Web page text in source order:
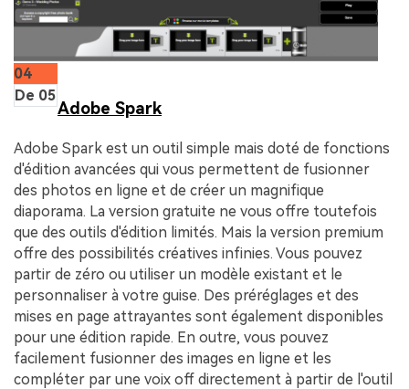
04
De 05
Adobe Spark
Adobe Spark est un outil simple mais doté de fonctions
d'édition avancées qui vous permettent de fusionner
des photos en ligne et de créer un magnifique
diaporama. La version gratuite ne vous offre toutefois
que des outils d'édition limités. Mais la version premium
offre des possibilités créatives infinies. Vous pouvez
partir de zéro ou utiliser un modèle existant et le
personnaliser à votre guise. Des préréglages et des
mises en page attrayantes sont également disponibles
pour une édition rapide. En outre, vous pouvez
facilement fusionner des images en ligne et les
compléter par une voix off directement à partir de l'outil